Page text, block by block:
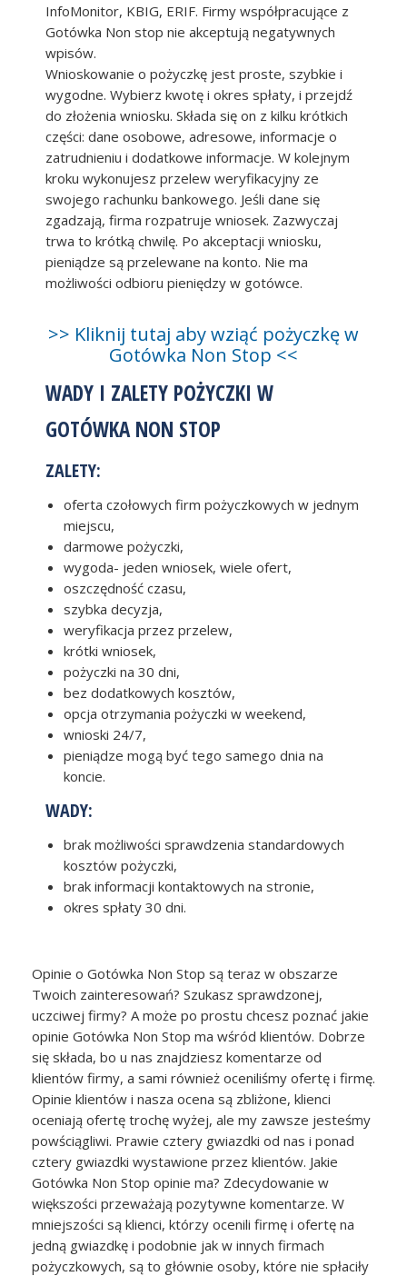
InfoMonitor, KBIG, ERIF. Firmy współpracujące z
Gotówka Non stop nie akceptują negatywnych
wpisów.
Wnioskowanie o pożyczkę jest proste, szybkie i
wygodne. Wybierz kwotę i okres spłaty, i przejdź
do złożenia wniosku. Składa się on z kilku krótkich
części: dane osobowe, adresowe, informacje o
zatrudnieniu i dodatkowe informacje. W kolejnym
kroku wykonujesz przelew weryfikacyjny ze
swojego rachunku bankowego. Jeśli dane się
zgadzają, firma rozpatruje wniosek. Zazwyczaj
trwa to krótką chwilę. Po akceptacji wniosku,
pieniądze są przelewane na konto. Nie ma
możliwości odbioru pieniędzy w gotówce.
>> Kliknij tutaj aby wziąć pożyczkę w
Gotówka Non Stop <<
WADY I ZALETY POŻYCZKI W
GOTÓWKA NON STOP
ZALETY:
oferta czołowych firm pożyczkowych w jednym
miejscu,
darmowe pożyczki,
wygoda- jeden wniosek, wiele ofert,
oszczędność czasu,
szybka decyzja,
weryfikacja przez przelew,
krótki wniosek,
pożyczki na 30 dni,
bez dodatkowych kosztów,
opcja otrzymania pożyczki w weekend,
wnioski 24/7,
pieniądze mogą być tego samego dnia na
koncie.
WADY:
brak możliwości sprawdzenia standardowych
kosztów pożyczki,
brak informacji kontaktowych na stronie,
okres spłaty 30 dni.
Opinie o Gotówka Non Stop są teraz w obszarze
Twoich zainteresowań? Szukasz sprawdzonej,
uczciwej firmy? A może po prostu chcesz poznać jakie
opinie Gotówka Non Stop ma wśród klientów. Dobrze
się składa, bo u nas znajdziesz komentarze od
klientów firmy, a sami również oceniliśmy ofertę i firmę.
Opinie klientów i nasza ocena są zbliżone, klienci
oceniają ofertę trochę wyżej, ale my zawsze jesteśmy
powściągliwi. Prawie cztery gwiazdki od nas i ponad
cztery gwiazdki wystawione przez klientów. Jakie
Gotówka Non Stop opinie ma? Zdecydowanie w
większości przeważają pozytywne komentarze. W
mniejszości są klienci, którzy ocenili firmę i ofertę na
jedną gwiazdkę i podobnie jak w innych firmach
pożyczkowych, są to głównie osoby, które nie spłaciły